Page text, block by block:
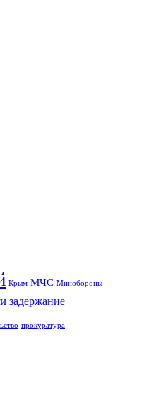
Крым МЧС Минобороны
задержание
прокуратура